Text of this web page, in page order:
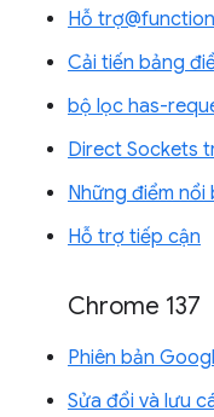
Hỗ
Cải tiến bảng
bộ lọc has-
Direct Sockets
Những điểm nổi
Hỗ trợ tiếp cận
Chrome 137
Phiên bản
Sửa đổi và lưu